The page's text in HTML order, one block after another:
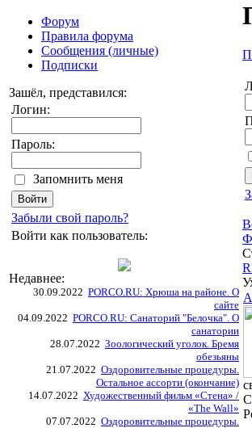
Форум
Правила форума
Сообщения (личные)
Подписки
Зашёл, представился:
Логин:
Пароль:
Запомнить меня
Забыли свой пароль?
Войти как пользователь:
Недавнее:
30.09.2022 PORCO.RU: Хрюша на районе. О
сайте
04.09.2022 PORCO.RU: Санаторий "Белочка". О
санатории
28.07.2022 Зоологический уголок. Бремя
обезьяны
21.07.2022 Оздоровительные процедуры.
Остальное ассорти (окончание)
14.07.2022 Художественный фильм «Стена» /
«The Wall»
07.07.2022 Оздоровительные процедуры.